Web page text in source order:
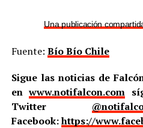
Una publicación
Fuente: Bío Bío Chile
Sigue las noticias de
enwww.notifalcon.com
Twitter
Facebook:https://